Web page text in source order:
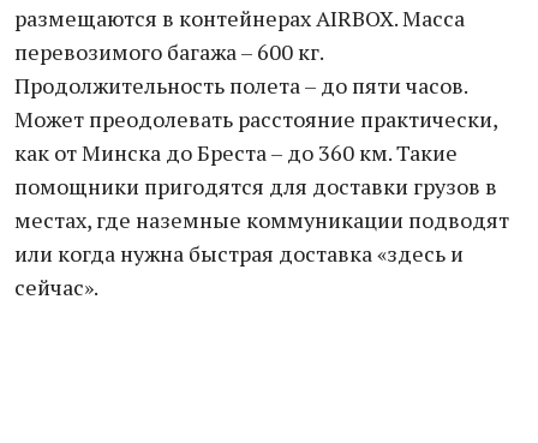
размещаются в контейнерах AIRBOX. Масса
перевозимого багажа – 600 кг.
Продолжительность полета – до пяти часов.
Может преодолевать расстояние практически,
как от Минска до Бреста – до 360 км. Такие
помощники пригодятся для доставки грузов в
местах, где наземные коммуникации подводят
или когда нужна быстрая доставка «здесь и
сейчас».